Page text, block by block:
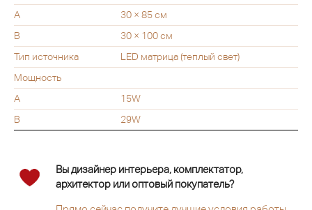
A
30 × 85 см
B
30 × 100 см
Тип источника
LED матрица (теплый свет)
Мощность
A
15W
B
29W
Вы дизайнер интерьера, комплектатор,
архитектор или оптовый покупатель?